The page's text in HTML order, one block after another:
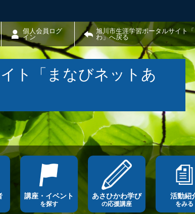
個人会員ログ
イン
旭川市生涯学習ポータルサイト
わ」へ戻る
ト「まなびネットあ
講座・イベント
を探す
あさひかわ学び
の応援講座
活動紹
をみる